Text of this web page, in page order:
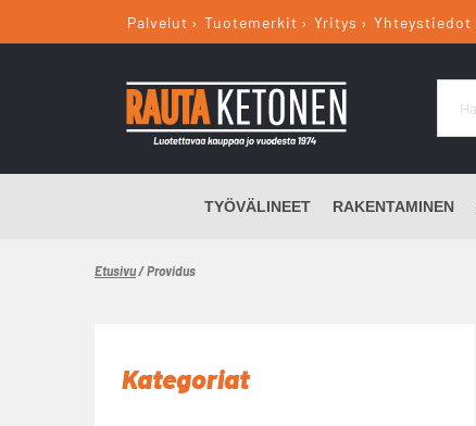
Palvelut Tuotemerkit Yritys Yhteystiedot
TYÖVÄLINEET RAKENTAMINEN
Etusivu/ Providus
Kategoriat